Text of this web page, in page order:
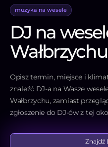
muzyka na wesele
DJ na
Wałbrzychu
Opisz termin, miejsce i
znaleźć DJ-a na Wasze
Wałbrzychu, zamiast
zgłoszenie do DJ-ów z tej
Znajdź